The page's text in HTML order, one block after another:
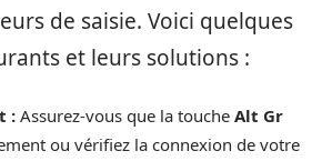
de saisie. Voici quelques
et leurs solutions :
: Assurez-vous que la touche Alt Gr
ou vérifiez la connexion de votre